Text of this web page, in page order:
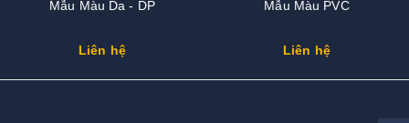
Mẫu Màu Da - DP
Liên hệ
Mẫu Màu PVC
Liên hệ